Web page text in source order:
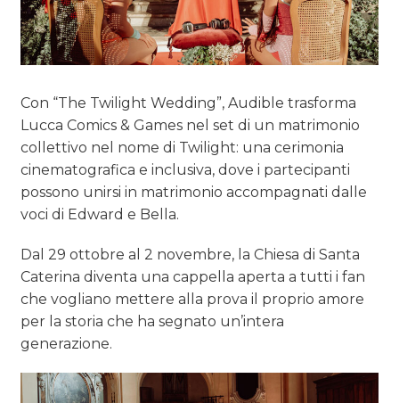
Con “The Twilight Wedding”, Audible trasforma
Lucca Comics & Games nel set di un matrimonio
collettivo nel nome di Twilight: una cerimonia
cinematografica e inclusiva, dove i partecipanti
possono unirsi in matrimonio accompagnati dalle
voci di Edward e Bella.
Dal 29 ottobre al 2 novembre, la Chiesa di Santa
Caterina diventa una cappella aperta a tutti i fan
che vogliano mettere alla prova il proprio amore
per la storia che ha segnato un’intera
generazione.